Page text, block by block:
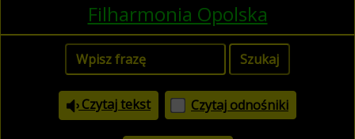
Filharmonia Opolska
Czytaj tekst Czytaj odnośniki